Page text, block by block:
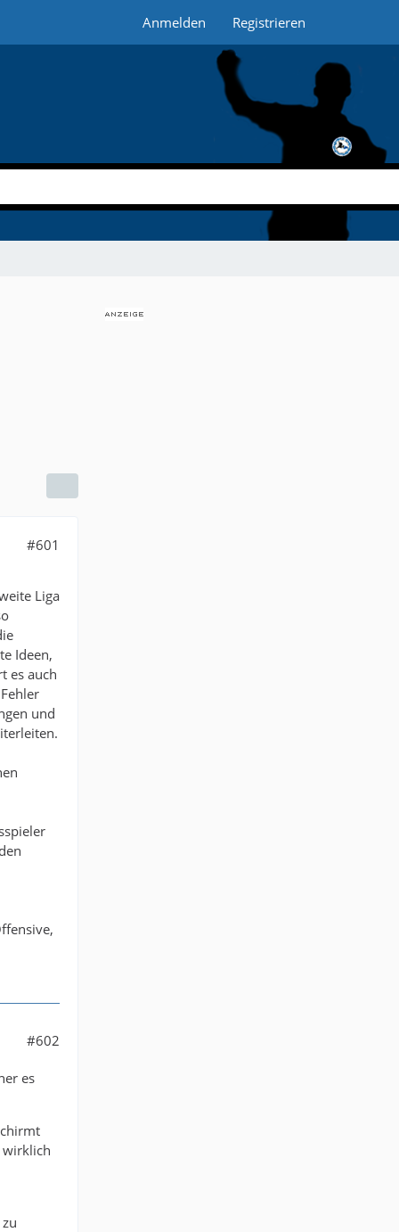
Anmelden Registrieren
#601
Liga
Ideen,
es auch
und
#602
es
wirklich